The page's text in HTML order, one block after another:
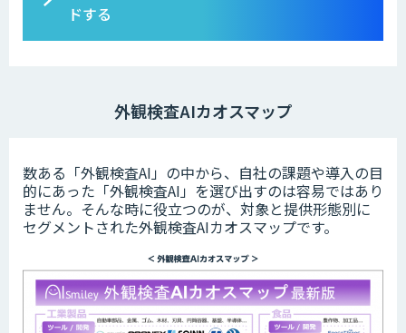
ドする
外観検査AIカオスマップ
数ある「外観検査AI」の中から、自社の課題や導入の目
的にあった「外観検査AI」を選び出すのは容易ではあり
ません。そんな時に役立つのが、対象と提供形態別に
セグメントされた外観検査AIカオスマップです。